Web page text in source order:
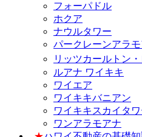
フォーパドル
ホクア
ナウルタワー
パークレーンアラ
リッツカールトン
ルアナ ワイキキ
ワイエア
ワイキキバニアン
ワイキキスカイタ
ワンアラモアナ